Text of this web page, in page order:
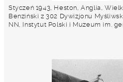
Styczeń 1943, Heston, Anglia,
Benziński z 302 Dywizjonu
NN, Instytut Polski i Muzeum im.